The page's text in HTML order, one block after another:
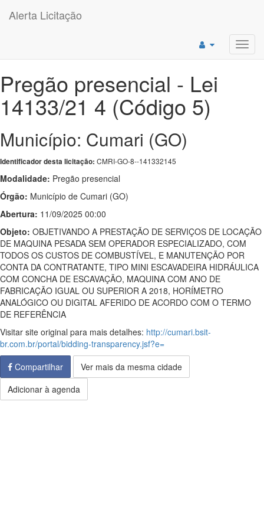
Alerta Licitação
Pregão presencial - Lei
14133/21 4 (Código 5)
Município: Cumari (GO)
Identificador desta licitação: CMRI-GO-8--141332145
Modalidade: Pregão presencial
Órgão: Município de Cumari (GO)
Abertura: 11/09/2025 00:00
Objeto: OBJETIVANDO A PRESTAÇÃO DE SERVIÇOS DE LOCAÇÃO
DE MAQUINA PESADA SEM OPERADOR ESPECIALIZADO, COM
TODOS OS CUSTOS DE COMBUSTÍVEL, E MANUTENÇÃO POR
CONTA DA CONTRATANTE, TIPO MINI ESCAVADEIRA HIDRÁULICA
COM CONCHA DE ESCAVAÇÃO, MAQUINA COM ANO DE
FABRICAÇÃO IGUAL OU SUPERIOR A 2018, HORÍMETRO
ANALÓGICO OU DIGITAL AFERIDO DE ACORDO COM O TERMO
DE REFERÊNCIA
Visitar site original para mais detalhes: http://cumari.bsit-
br.com.br/portal/bidding-transparency.jsf?e=
Compartilhar
Ver mais da mesma cidade
Adicionar à agenda